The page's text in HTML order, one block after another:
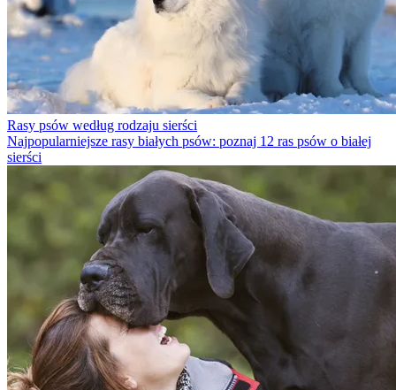
Rasy psów według rodzaju sierści
Najpopularniejsze rasy białych psów: poznaj 12 ras psów o białej
sierści